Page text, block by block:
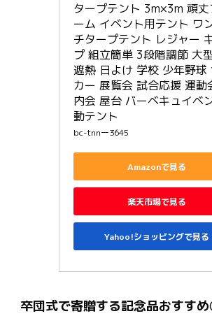
タープテント 3m×3m 頑丈
ーム イベント用テント ワ
チタープテント レジャー
プ 組立簡単 3段階調節 大
遮熱 日よけ 学校 少年野球
カー 展覧会 試合応援 運動
内会 屋台 バーベキュイベ
動テント
bc-tnnー3645
Amazonで見る
楽天市場で見る
Yahoo!ショッピングで見る
卒団式で寄贈する記念品おすす